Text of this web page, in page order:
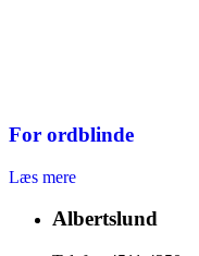
For ordblinde
Læs mere
Albertslund